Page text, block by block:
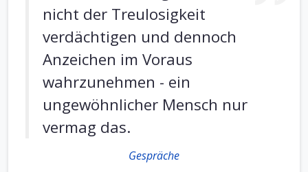
nicht der Treulosigkeit
verdächtigen und dennoch
Anzeichen im Voraus
wahrzunehmen - ein
ungewöhnlicher Mensch nur
vermag das.
Gespräche